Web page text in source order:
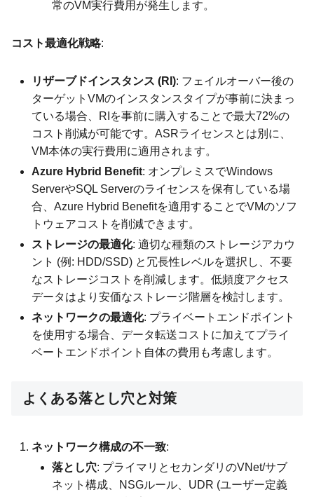
常のVM実行費用が発生します。
コスト最適化戦略:
リザーブドインスタンス (RI): フェイルオーバー後の
ターゲットVMのインスタンスタイプが事前に決まっ
ている場合、RIを事前に購入することで最大72%の
コスト削減が可能です。ASRライセンスとは別に、
VM本体の実行費用に適用されます。
Azure Hybrid Benefit: オンプレミスでWindows
ServerやSQL Serverのライセンスを保有している場
合、Azure Hybrid Benefitを適用することでVMのソフ
トウェアコストを削減できます。
ストレージの最適化: 適切な種類のストレージアカウ
ント (例: HDD/SSD) と冗長性レベルを選択し、不要
なストレージコストを削減します。低頻度アクセス
データはより安価なストレージ階層を検討します。
ネットワークの最適化: プライベートエンドポイント
を使用する場合、データ転送コストに加えてプライ
ベートエンドポイント自体の費用も考慮します。
よくある落とし穴と対策
ネットワーク構成の不一致:
落とし穴: プライマリとセカンダリのVNet/サブ
ネット構成、NSGルール、UDR (ユーザー定義